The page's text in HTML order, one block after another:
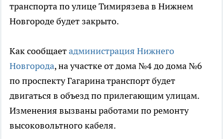
транспорта по улице Тимирязева в Нижнем
Новгороде будет закрыто.
Как сообщаетадминистрация Нижнего
Новгорода, на участке от дома №4 до дома №6
по проспекту Гагарина транспорт будет
двигаться в объезд по прилегающим улицам.
Изменения вызваны работами по ремонту
высоковольтного кабеля.